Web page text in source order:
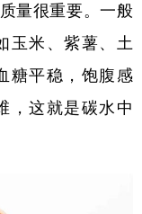
量很重要。一般
玉米、紫薯、土
糖平稳，饱腹感
，这就是碳水中